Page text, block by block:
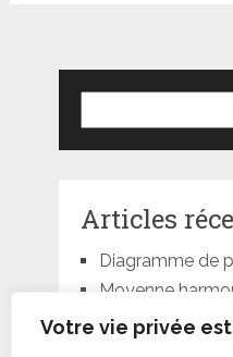
Votre vie privée
Articles
Diagramme de
Moyenne
Moyenne